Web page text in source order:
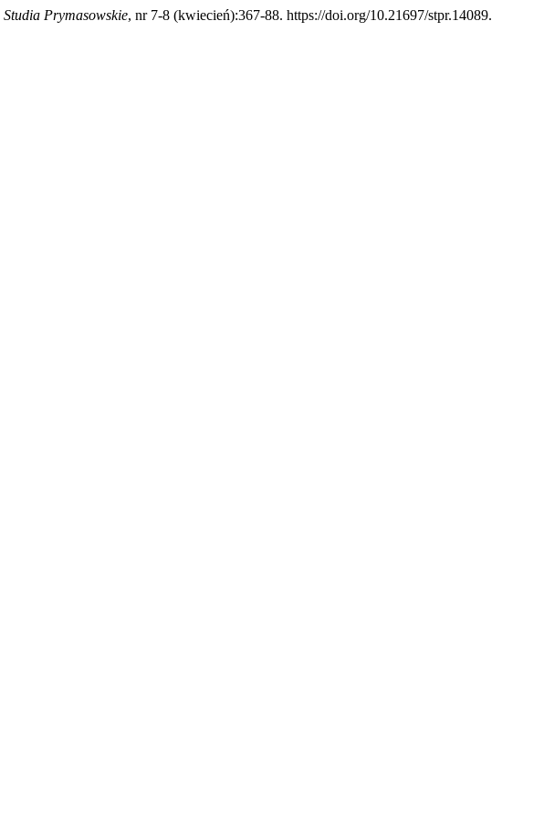
Studia Prymasowskie, nr 7-8 (kwiecień):367-88. https://doi.org/10.21697/stpr.14089.